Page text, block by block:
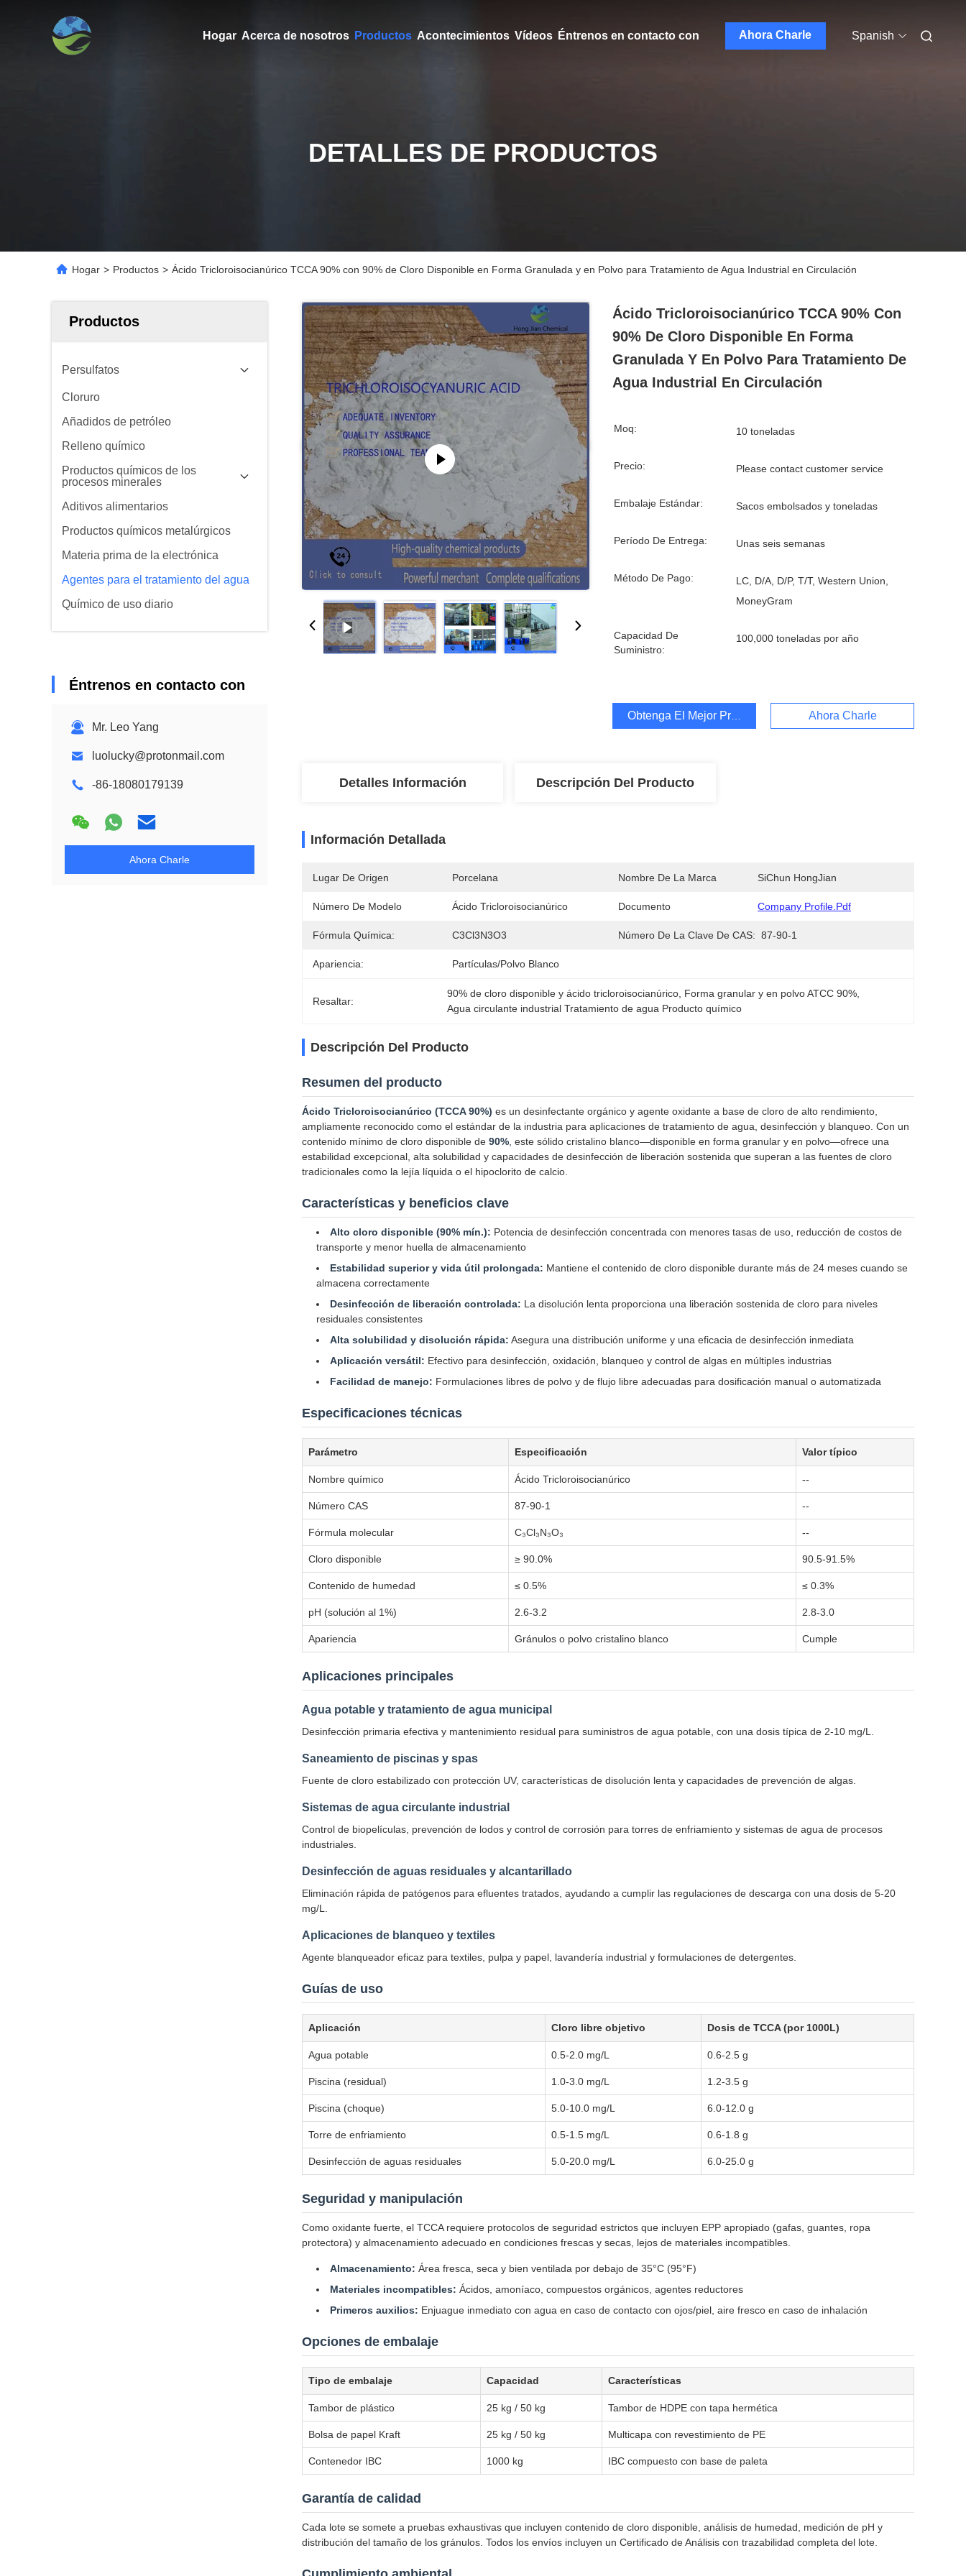
Hogar Acerca de nosotros Productos Acontecimientos Vídeos Éntrenos en contacto con Ahora Charle Spanish
DETALLES DE PRODUCTOS
Hogar > Productos > Ácido Tricloroisocianúrico TCCA 90% con 90% de Cloro Disponible en Forma Granulada y en Polvo para Tratamiento de Agua Industrial en Circulación
Productos
Persulfatos
Cloruro
Añadidos de petróleo
Relleno químico
Productos químicos de los
procesos minerales
Aditivos alimentarios
Productos químicos metalúrgicos
Materia prima de la electrónica
Agentes para el tratamiento del agua
Químico de uso diario
Éntrenos en contacto con
Mr. Leo Yang
luolucky@protonmail.com
-86-18080179139
Ahora Charle
Ácido Tricloroisocianúrico TCCA 90% Con
90% De Cloro Disponible En Forma
Granulada Y En Polvo Para Tratamiento De
Agua Industrial En Circulación
Moq: 10 toneladas
Precio: Please contact customer service
Embalaje Estándar: Sacos embolsados ​​y toneladas
Período De Entrega: Unas seis semanas
Método De Pago:
LC, D/A, D/P, T/T, Western Union,
MoneyGram
Capacidad De
Suministro:
100,000 toneladas por año
Obtenga El Mejor Precio Ahora Charle
Detalles Información Descripción Del Producto
Información Detallada
Lugar De Origen Porcelana Nombre De La Marca SiChun HongJian
Número De Modelo Ácido Tricloroisocianúrico Documento Company Profile.pdf
Fórmula Química: C3Cl3N3O3 Número De La Clave De CAS: 87-90-1
Apariencia: Partículas/polvo Blanco
Resaltar:
90% de cloro disponible y ácido tricloroisocianúrico Forma granular y en polvo ATCC 90%
Agua circulante industrial Tratamiento de agua Producto químico
Descripción Del Producto
Resumen del producto
Ácido Tricloroisocianúrico (TCCA 90%) es un desinfectante orgánico y agente oxidante a base de cloro de alto rendimiento,
ampliamente reconocido como el estándar de la industria para aplicaciones de tratamiento de agua, desinfección y blanqueo. Con un
contenido mínimo de cloro disponible de 90% , este sólido cristalino blanco—disponible en forma granular y en polvo—ofrece una
estabilidad excepcional, alta solubilidad y capacidades de desinfección de liberación sostenida que superan a las fuentes de cloro
tradicionales como la lejía líquida o el hipoclorito de calcio.
Características y beneficios clave
Alto cloro disponible (90% mín.): Potencia de desinfección concentrada con menores tasas de uso, reducción de costos de
transporte y menor huella de almacenamiento
Estabilidad superior y vida útil prolongada: Mantiene el contenido de cloro disponible durante más de 24 meses cuando se
almacena correctamente
Desinfección de liberación controlada: La disolución lenta proporciona una liberación sostenida de cloro para niveles
residuales consistentes
Alta solubilidad y disolución rápida: Asegura una distribución uniforme y una eficacia de desinfección inmediata
Aplicación versátil: Efectivo para desinfección, oxidación, blanqueo y control de algas en múltiples industrias
Facilidad de manejo: Formulaciones libres de polvo y de flujo libre adecuadas para dosificación manual o automatizada
Especificaciones técnicas
Parámetro Especificación Valor típico
Nombre químico Ácido Tricloroisocianúrico --
Número CAS 87-90-1 --
Fórmula molecular C₃Cl₃N₃O₃ --
Cloro disponible ≥ 90.0% 90.5-91.5%
Contenido de humedad ≤ 0.5% ≤ 0.3%
pH (solución al 1%) 2.6-3.2 2.8-3.0
Apariencia Gránulos o polvo cristalino blanco Cumple
Aplicaciones principales
Agua potable y tratamiento de agua municipal
Desinfección primaria efectiva y mantenimiento residual para suministros de agua potable, con una dosis típica de 2-10 mg/L.
Saneamiento de piscinas y spas
Fuente de cloro estabilizado con protección UV, características de disolución lenta y capacidades de prevención de algas.
Sistemas de agua circulante industrial
Control de biopelículas, prevención de lodos y control de corrosión para torres de enfriamiento y sistemas de agua de procesos
industriales.
Desinfección de aguas residuales y alcantarillado
Eliminación rápida de patógenos para efluentes tratados, ayudando a cumplir las regulaciones de descarga con una dosis de 5-20
mg/L.
Aplicaciones de blanqueo y textiles
Agente blanqueador eficaz para textiles, pulpa y papel, lavandería industrial y formulaciones de detergentes.
Guías de uso
Aplicación Cloro libre objetivo Dosis de TCCA (por 1000L)
Agua potable 0.5-2.0 mg/L 0.6-2.5 g
Piscina (residual) 1.0-3.0 mg/L 1.2-3.5 g
Piscina (choque) 5.0-10.0 mg/L 6.0-12.0 g
Torre de enfriamiento 0.5-1.5 mg/L 0.6-1.8 g
Desinfección de aguas residuales 5.0-20.0 mg/L 6.0-25.0 g
Seguridad y manipulación
Como oxidante fuerte, el TCCA requiere protocolos de seguridad estrictos que incluyen EPP apropiado (gafas, guantes, ropa
protectora) y almacenamiento adecuado en condiciones frescas y secas, lejos de materiales incompatibles.
Almacenamiento: Área fresca, seca y bien ventilada por debajo de 35°C (95°F)
Materiales incompatibles: Ácidos, amoníaco, compuestos orgánicos, agentes reductores
Primeros auxilios: Enjuague inmediato con agua en caso de contacto con ojos/piel, aire fresco en caso de inhalación
Opciones de embalaje
Tipo de embalaje Capacidad Características
Tambor de plástico 25 kg / 50 kg Tambor de HDPE con tapa hermética
Bolsa de papel Kraft 25 kg / 50 kg Multicapa con revestimiento de PE
Contenedor IBC 1000 kg IBC compuesto con base de paleta
Garantía de calidad
Cada lote se somete a pruebas exhaustivas que incluyen contenido de cloro disponible, análisis de humedad, medición de pH y
distribución del tamaño de los gránulos. Todos los envíos incluyen un Certificado de Análisis con trazabilidad completa del lote.